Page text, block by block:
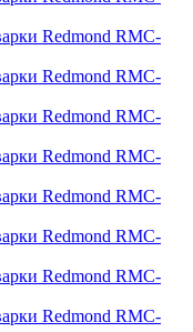
Redmond RMC-
Redmond RMC-
Redmond RMC-
Redmond RMC-
Redmond RMC-
Redmond RMC-
Redmond RMC-
Redmond RMC-